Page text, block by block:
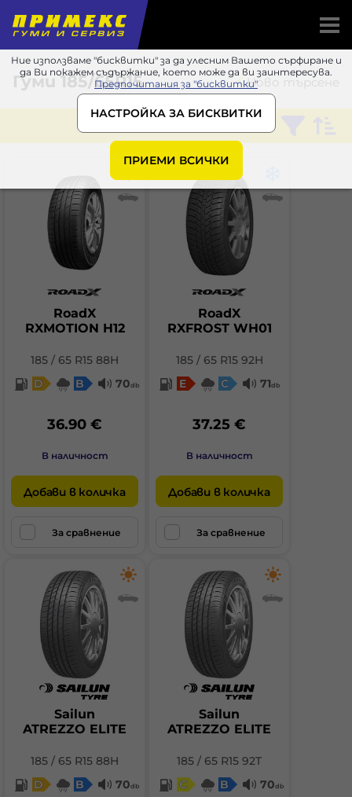
Ние използваме "бисквитки" за да улесним Вашето сърфиране и
да Ви покажем съдържание, което може да ви заинтересува.
Предпочитания за "бисквитки"
НАСТРОЙКА ЗА БИСКВИТКИ
ПРИЕМИ ВСИЧКИ
Ново търсене
Гуми185/65R15
RoadX
RXMOTION H12
185 / 65 R15 88H
D
B 70db
36.90 €
В наличност
Добави в количка
За сравнение
RoadX
RXFROST WH01
185 / 65 R15 92H
E
C 71db
37.25 €
В наличност
Добави в количка
За сравнение
Sailun
ATREZZO ELITE
185 / 65 R15 88H
D
B 70db
Sailun
ATREZZO ELITE
185 / 65 R15 92T
C
B 70db